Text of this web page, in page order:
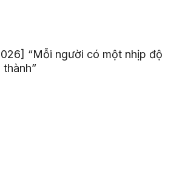
“Mỗi người có một nhịp độ